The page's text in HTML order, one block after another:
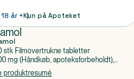
18 år +Kun på Apoteket
stk Filmovertrukne tabletter
mg (Håndkøb, apoteksforbeholdt),
produktresumé